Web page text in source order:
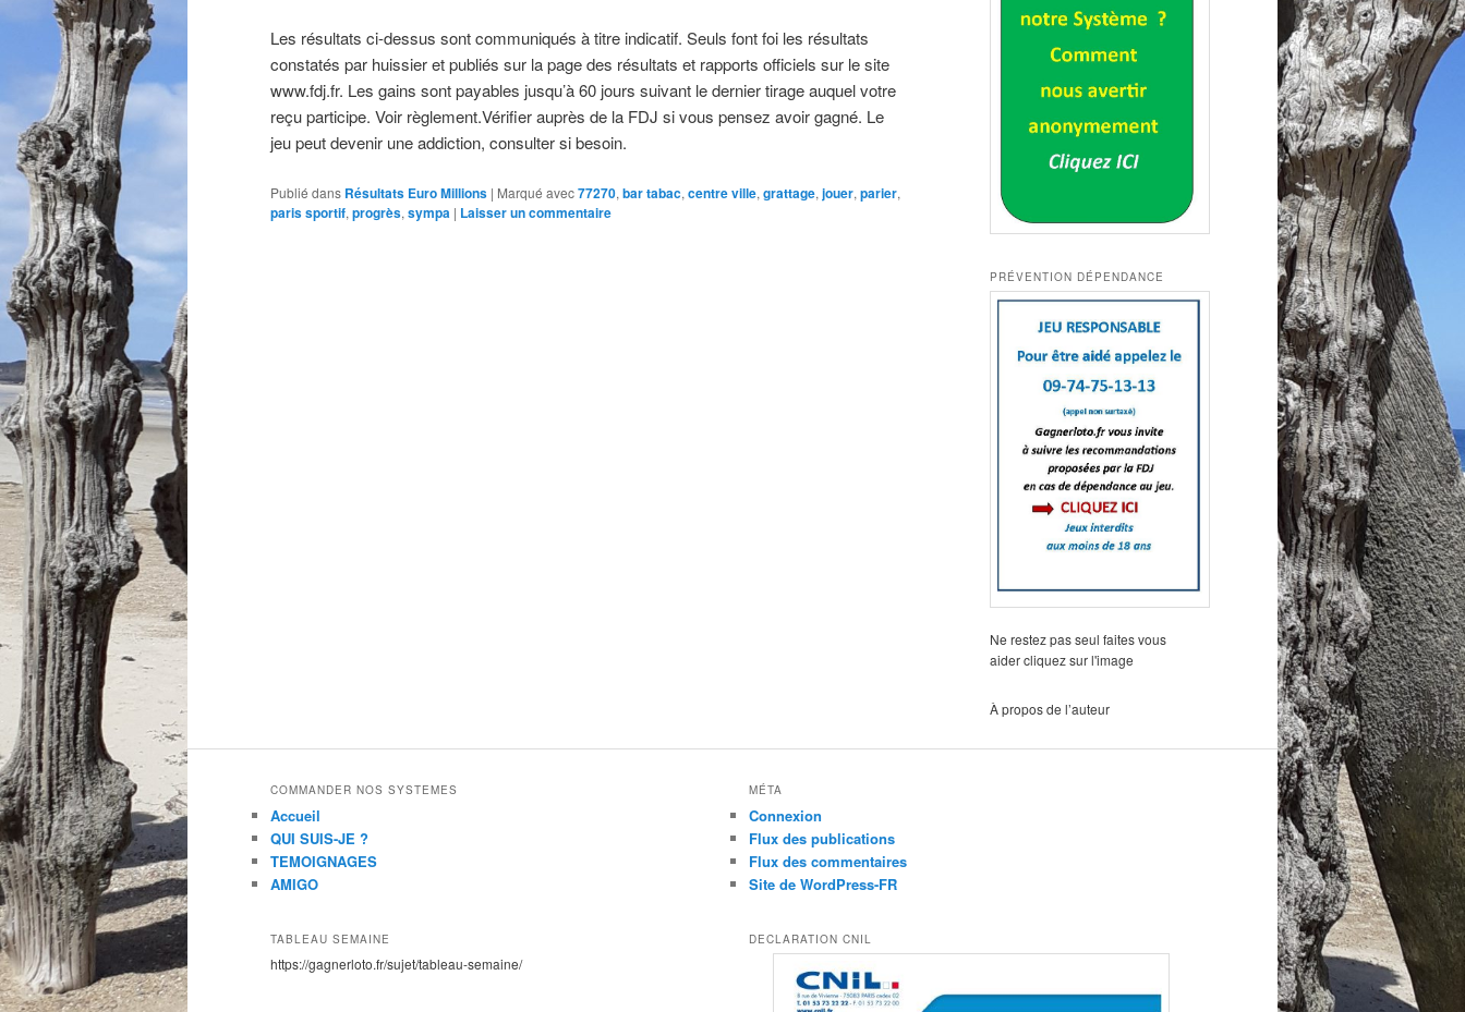
Les résultats ci-dessus sont communiqués à titre indicatif. Seuls font foi les résultats
constatés par huissier et publiés sur la page des résultats et rapports officiels sur le site
www.fdj.fr. Les gains sont payables jusqu’à 60 jours suivant le dernier tirage auquel votre
reçu participe. Voir règlement.Vérifier auprès de la FDJ si vous pensez avoir gagné. Le
jeu peut devenir une addiction, consulter si besoin.
Publié dans Résultats Euro Millions | Marqué avec77270, bar tabac, centre ville, grattage, jouer, parier,
paris sportif, progrès, sympa | Laisser un commentaire
PRÉVENTION DÉPENDANCE
Ne restez pas seul faites vous
aider cliquez sur l'image
À propos de l’auteur
COMMANDER NOS SYSTEMES
Accueil
QUI SUIS-JE ?
TEMOIGNAGES
AMIGO
TABLEAU SEMAINE
https://gagnerloto.fr/sujet/tableau-semaine/
MÉTA
Connexion
Flux des publications
Flux des commentaires
Site de WordPress-FR
DECLARATION CNIL